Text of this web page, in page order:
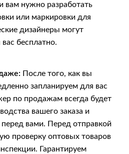
вам нужно разработать
или маркировки для
дизайнеры могут
бесплатно.
После того, как вы
запланируем для вас
по продажам всегда будет
вашего заказа и
вами. Перед отправкой
проверку оптовых товаров
Гарантируем